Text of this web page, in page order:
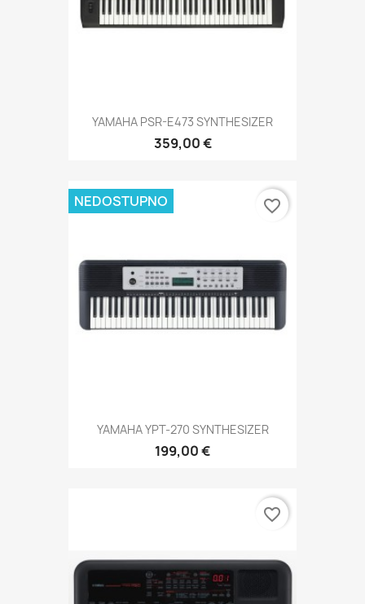
YAMAHA PSR-E473 SYNTHESIZER
359,00 €
YAMAHA YPT-270 SYNTHESIZER
199,00 €
NEDOSTUPNO favorite_border
favorite_border